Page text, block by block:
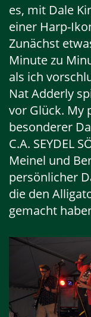
es, mit Dale
einer Harp-
Zunächst
Minute zu
als ich
Nat Adderly
vor Glück. My
besonderer
C.A. SEYDEL
Meinel und
persönlicher
die den
gemacht